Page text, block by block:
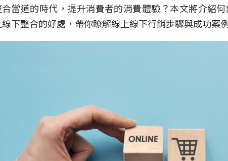
合當道的時代，提升消費者的消費體驗？本文將介紹
線下整合的好處，帶你瞭解線上線下行銷步驟與成功案